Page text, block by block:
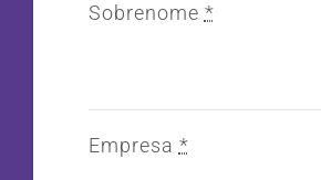
Sobrenome *
Empresa *